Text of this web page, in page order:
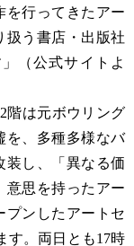
を行ってきたアー
扱う書店・出版社
（公式サイトよ
は元ボウリング
を、多種多様なバ
装し、「異なる価
意思を持ったアー
プンしたアートセ
す。両日とも17時